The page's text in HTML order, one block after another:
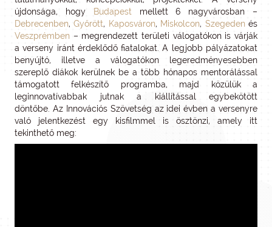
újdonsága, hogy
Budapest mellett 6 nagyvárosban –
Debrecenben,Győrött, Kaposváron, Miskolcon, Szegedenés
Veszprémben – megrendezett területi válogatókon is várják
a verseny iránt érdeklődő fiatalokat. A legjobb pályázatokat
benyújtó, illetve a válogatókon legeredményesebben
szereplő diákok kerülnek be a több hónapos mentorálással
támogatott felkészítő programba, majd közülük a
leginnovatívabbak jutnak a kiállítással egybekötött
döntőbe. Az Innovációs Szövetség az idei évben a versenyre
való jelentkezést egy kisfilmmel is ösztönzi, amely itt
tekinthető meg: